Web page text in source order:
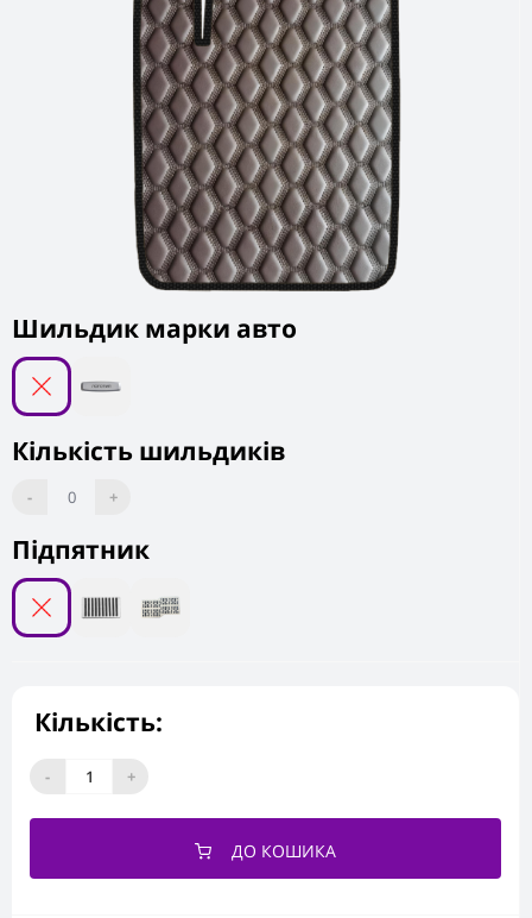
Підпятник
Шильдик марки авто
Кількість шильдиків
- 0 +
Кількість:
- +
ДО КОШИКА